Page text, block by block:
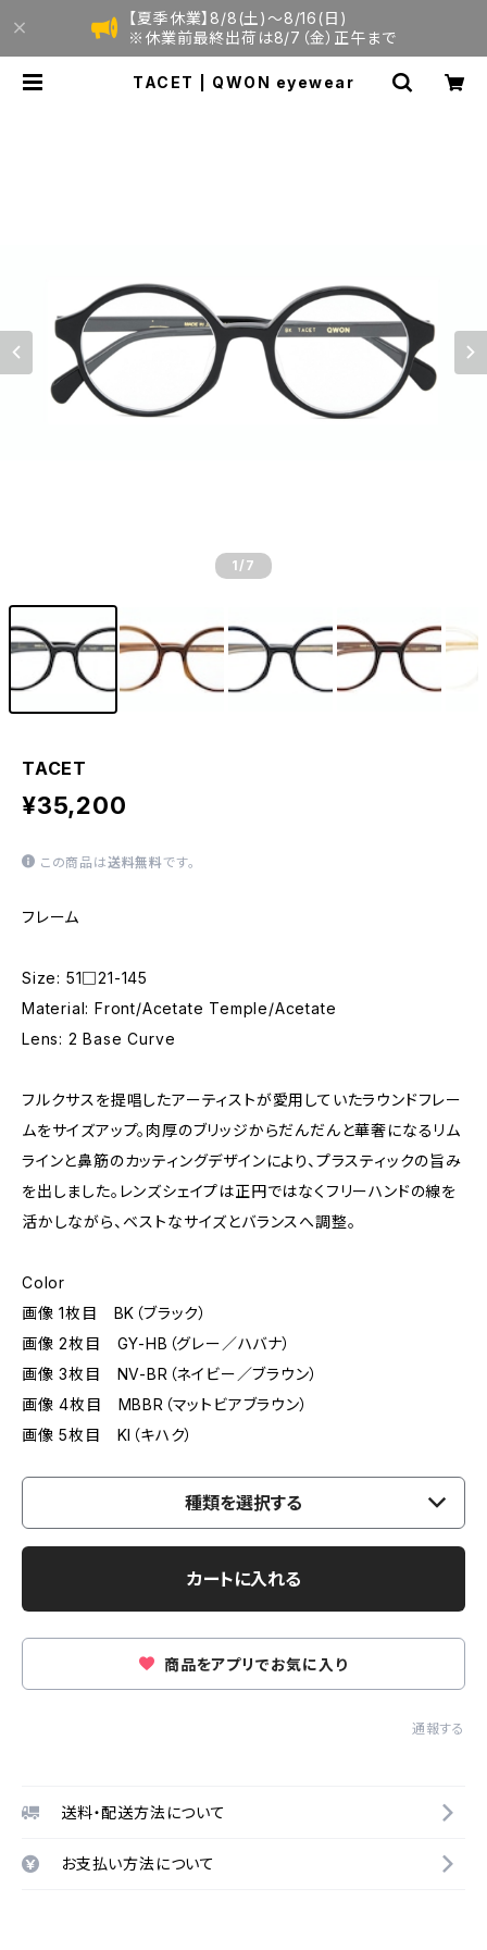
【夏季休業】8/8(土)〜8/16(日)
※休業前最終出荷は8/7（金）正午まで
TACET | QWON eyewear
1 /7
TACET
¥35,200
この商品は送料無料です。
フレーム
Size: 51□21-145
Material: Front/Acetate Temple/Acetate
Lens: 2 Base Curve
フルクサスを提唱したアーティストが愛用していたラウンドフレー
ムをサイズアップ。肉厚のブリッジからだんだんと華奢になるリム
ラインと鼻筋のカッティングデザインにより、プラスティックの旨み
を出しました。レンズシェイプは正円ではなくフリーハンドの線を
活かしながら、ベストなサイズとバランスへ調整。
Color
画像 1枚目 BK（ブラック）
画像 2枚目 GY-HB（グレー／ハバナ）
画像 3枚目 NV-BR（ネイビー／ブラウン）
画像 4枚目 MBBR（マットビアブラウン）
画像 5枚目 KI（キハク）
種類を選択する
カートに入れる
商品をアプリでお気に入り
通報する
送料・配送方法について
お支払い方法について